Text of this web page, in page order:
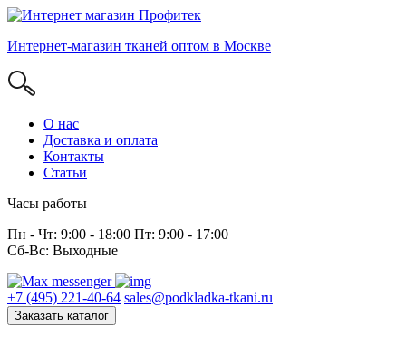
Интернет-магазин тканей оптом в Москве
О нас
Доставка и оплата
Контакты
Статьи
Часы работы
Пн - Чт: 9:00 - 18:00 Пт: 9:00 - 17:00
Сб-Вс: Выходные
+7 (495) 221-40-64 sales@podkladka-tkani.ru
Заказать каталог